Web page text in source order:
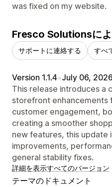
was fixed on my website.
Fresco Solutionsに
サポートに連絡する すべ
Version 1.1.4•July 06, 2026
This release introduces a
storefront enhancements
customer engagement,
creating a smoother
new features, this update
improvements,
general stability fixes.
詳細を表示すべてのバージョン
テーマのドキュメント